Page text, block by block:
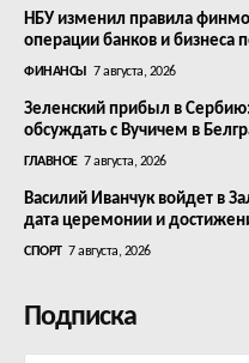
НБУ изменил правила
операции банков и бизнеса
ФИНАНСЫ 7 августа, 2026
Зеленский прибыл в
обсуждать с Вучичем в
ГЛАВНОЕ 7 августа, 2026
Василий Иванчук войдет в
дата церемонии и
СПОРТ 7 августа, 2026
Подписка